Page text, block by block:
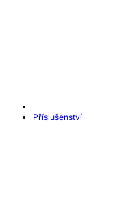
Příslušenství